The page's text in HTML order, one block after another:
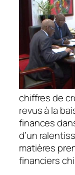
chiffres de
revus à la
finances
d’un
matières
financiers